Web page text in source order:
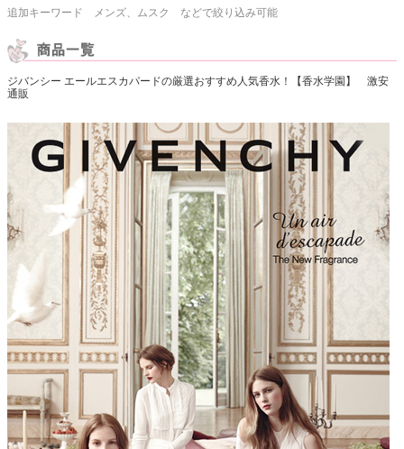
追加キーワード メンズ、ムスク などで絞り込み可能
ジバンシー エールエスカパードの厳選おすすめ人気香水！【香水学園】 激安
通販